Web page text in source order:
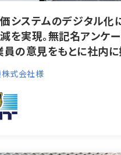
システムのデジタル化
を実現。無記名アンケ
員の意見をもとに社内
減
式会社様